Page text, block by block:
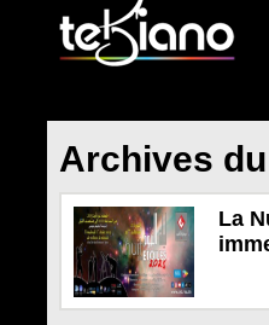
Archives
La